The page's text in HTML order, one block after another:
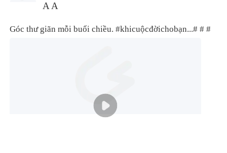
A A
Góc thư giãn mỗi buổi chiều.#khicuộcđờichobạn...# # #